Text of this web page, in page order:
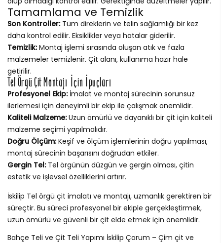
Tamamlama ve Temizlik
Son Kontroller:Tüm direklerin ve telin sağlamlığı bir kez
daha kontrol edilir. Eksiklikler veya hatalar giderilir.
Temizlik:Montaj işlemi sırasında oluşan atık ve fazla
malzemeler temizlenir. Çit alanı, kullanıma hazır hale
getirilir.
Tel Örgü Çit Montajı İçin İpuçları
Profesyonel Ekip:İmalat ve montaj sürecinin sorunsuz
ilerlemesi için deneyimli bir ekip ile çalışmak önemlidir.
Kaliteli Malzeme:Uzun ömürlü ve dayanıklı bir çit için kaliteli
malzeme seçimi yapılmalıdır.
Doğru Ölçüm:Keşif ve ölçüm işlemlerinin doğru yapılması,
montaj sürecinin başarısını doğrudan etkiler.
Gergin Tel:Tel örgünün düzgün ve gergin olması, çitin
estetik ve işlevsel özelliklerini artırır.
İskilip Tel örgü çit imalatı ve montajı, uzmanlık gerektiren bir
süreçtir. Bu süreci profesyonel bir ekiple gerçekleştirmek,
uzun ömürlü ve güvenli bir çit elde etmek için önemlidir.
Bahçe Teli ve Çit Teli Yapımı İskilip Çorum – Çim çit ve